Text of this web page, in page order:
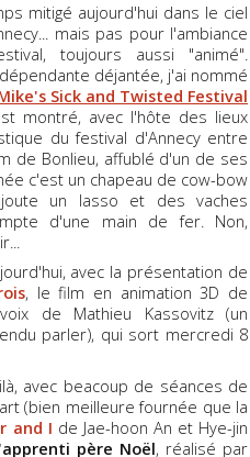
mitigé aujourd'hui dans le ciel
mais pas pour l'ambiance
toujours aussi "animé".
déjantée, j'ai nommé
Sick and Twisted Festival
montré, avec l'hôte des lieux
du festival d'Annecy entre
de Bonlieu, affublé d'un de ses
c'est un chapeau de cow-bow
un lasso et des vaches
d'une main de fer. Non,
avec la présentation de
, le film en animation 3D de
de Mathieu Kassovitz (un
parler), qui sort mercredi 8
avec beacoup de séances de
(bien meilleure fournée que la
and I de Jae-hoon An et Hye-jin
père Noël, réalisé par